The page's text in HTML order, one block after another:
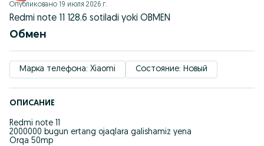
Опубликовано 19 июля 2026 г.
Redmi note 11 128.6 sotiladi yoki OBMEN
Обмен
Марка телефона: Xiaomi Состояние: Новый
ОПИСАНИЕ
Redmi note 11
2000000 bugun ertang ojaqlara galishamiz yena
Orqa 50mp